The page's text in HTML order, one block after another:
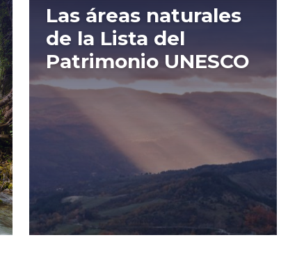
Las áreas naturales
de la Lista del
Patrimonio UNESCO